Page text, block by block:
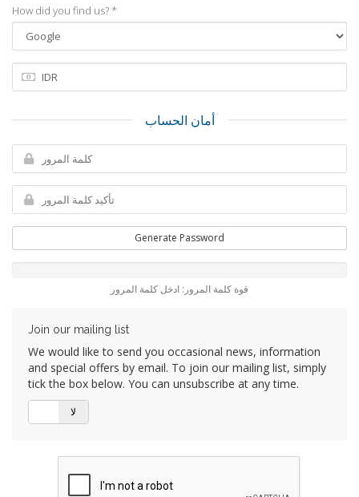
How did you find us? *
أمان الحساب
Generate Password
قوة كلمة المرور: ادخل كلمة المرور
Join our mailing list
We would like to send you occasional news, information
and special offers by email. To join our mailing list, simply
tick the box below. You can unsubscribe at any time.
لا